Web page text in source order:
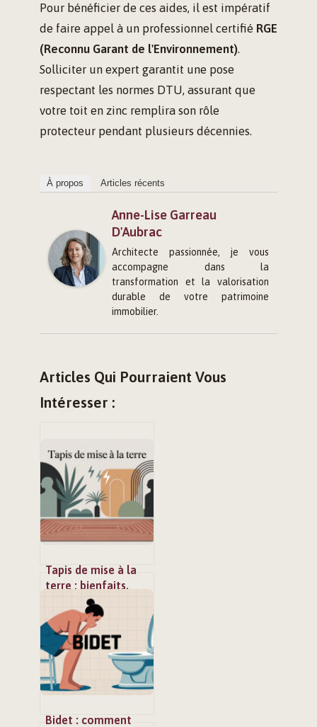
Pour bénéficier de ces aides, il est impératif
de faire appel à un professionnel certifié RGE
(Reconnu Garant de l'Environnement).
Solliciter un expert garantit une pose
respectant les normes DTU, assurant que
votre toit en zinc remplira son rôle
protecteur pendant plusieurs décennies.
À propos Articles récents
Anne-Lise Garreau
D'Aubrac
Architecte passionnée, je vous
accompagne dans la
transformation et la valorisation
durable de votre patrimoine
immobilier.
Articles Qui Pourraient Vous
Intéresser :
Tapis de mise à la
terre : bienfaits,
limites et mode
d’emploi
Bidet : comment